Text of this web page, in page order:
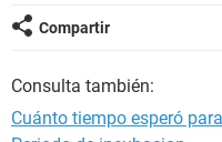
Compartir
Consulta también:
Cuánto tiempo esperó